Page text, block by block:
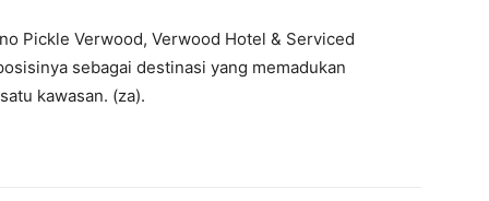
Pickle Verwood, Verwood Hotel & Serviced
sebagai destinasi yang memadukan
kawasan. (za).